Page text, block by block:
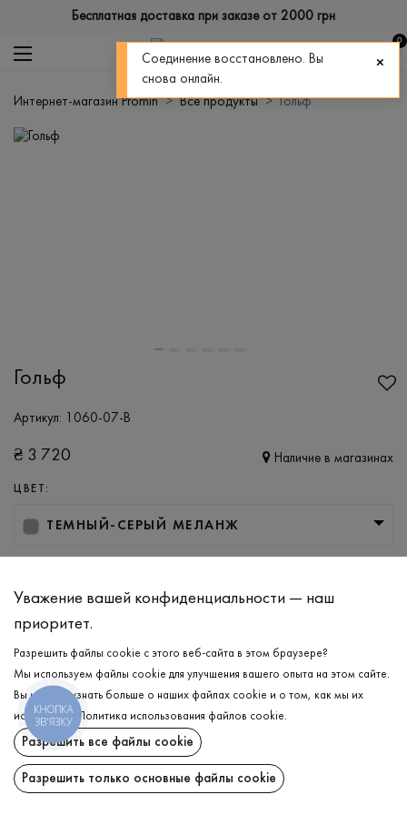
Бесплатная доставка при заказе от 2000 грн
0
Интернет-магазин Promin Все продукты Гольф
Гольф
Артикул: 1060-07-B
₴ 3 720 Наличие в магазинах
ЦВЕТ:
ТЕМНЫЙ-СЕРЫЙ МЕЛАНЖ
M L XL XXL
ВЫБЕРИТЕ РАЗМЕР
Гольф
ДОБАВИТЬ В КОРЗИНУ
ОПИСАНИЕ
Уважение вашей конфиденциальности — наш
приоритет.
Разрешить файлы cookie с этого веб-сайта в этом браузере?
Мы используем файлы cookie для улучшения вашего опыта на этом сайте.
Вы можете узнать больше о наших файлах cookie и о том, как мы их
используем.
Политика использования файлов cookie.
Разрешить все файлы cookie
Разрешить только основные файлы cookie
КНОПКА
ЗВ'ЯЗКУ
Соединение восстановлено. Вы
снова онлайн.